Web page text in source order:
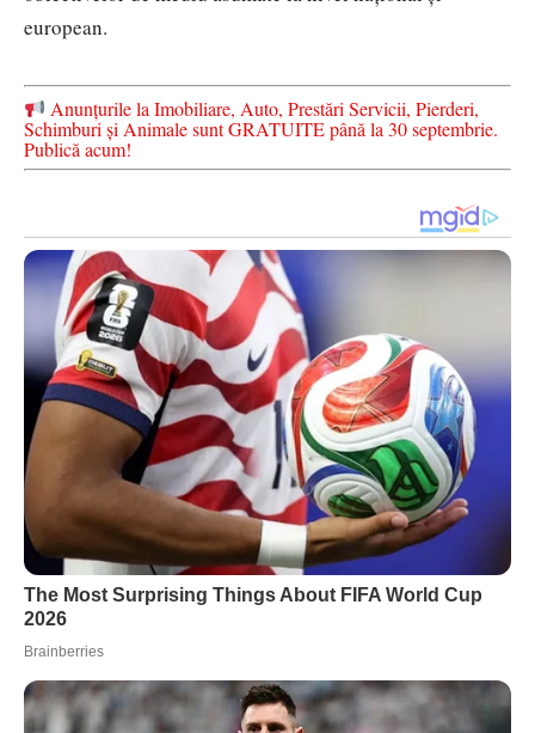
european.
Anunțurile la Imobiliare, Auto, Prestări Servicii, Pierderi,
Schimburi și Animale sunt GRATUITE până la 30 septembrie.
Publică acum!